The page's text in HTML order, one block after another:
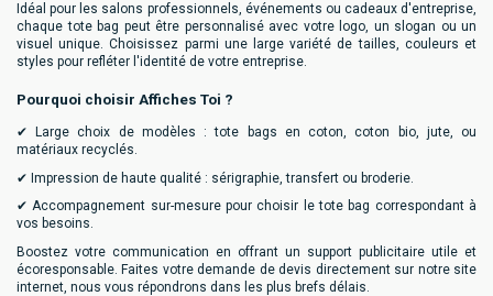
Idéal pour les salons professionnels, événements ou cadeaux d'entreprise,
chaque tote bag peut être personnalisé avec votre logo, un slogan ou un
visuel unique. Choisissez parmi une large variété de tailles, couleurs et
styles pour refléter l'identité de votre entreprise.
Pourquoi choisir Affiches Toi ?
✔︎ Large choix de modèles : tote bags en coton, coton bio, jute, ou
matériaux recyclés.
✔︎ Impression de haute qualité : sérigraphie, transfert ou broderie.
✔︎ Accompagnement sur-mesure pour choisir le tote bag correspondant à
vos besoins.
Boostez votre communication en offrant un support publicitaire utile et
écoresponsable. Faites votre demande de devis directement sur notre site
internet, nous vous répondrons dans les plus brefs délais.